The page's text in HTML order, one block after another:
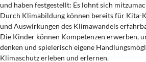
und haben festgestellt: Es lohnt sich
Durch Klimabildung können bereits für Kita-
und Auswirkungen des Klimawandels
Die Kinder können Kompetenzen erwerben,
denken und spielerisch eigene
Klimaschutz erleben und erlernen.